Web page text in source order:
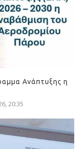
Ανάπτυξης η
20:35